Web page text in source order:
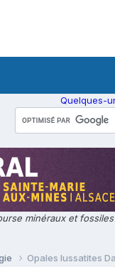
Quelques-
minéraux et
Opales lussatites